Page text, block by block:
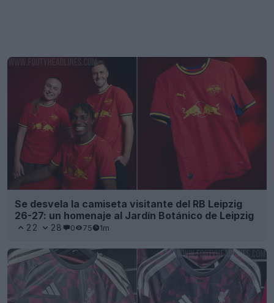
Se desvela la camiseta visitante del RB Leipzig
26-27: un homenaje al Jardín Botánico de Leipzig
22 28 0 75 1m